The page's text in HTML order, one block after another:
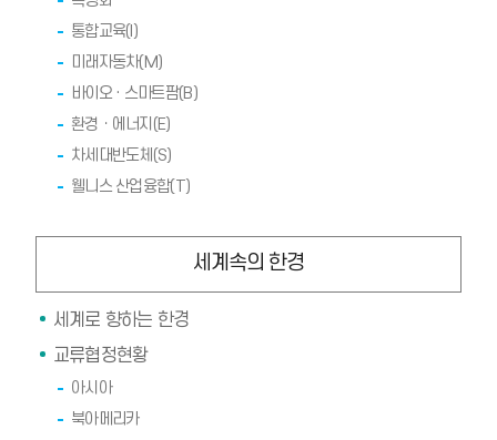
통합교육(I)
미래자동차(M)
바이오 · 스마트팜(B)
환경ㆍ에너지(E)
차세대반도체(S)
웰니스 산업융합(T)
세계속의 한경
세계로 향하는 한경
교류협정현황
아시아
북아메리카